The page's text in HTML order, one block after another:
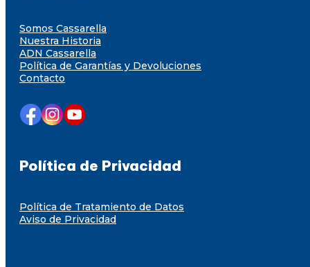
Somos Cassarella
Nuestra Historia
ADN Cassarella
Política de Garantías y Devoluciones
Contacto
Política de Privacidad
Política de Tratamiento de Datos
Aviso de Privacidad